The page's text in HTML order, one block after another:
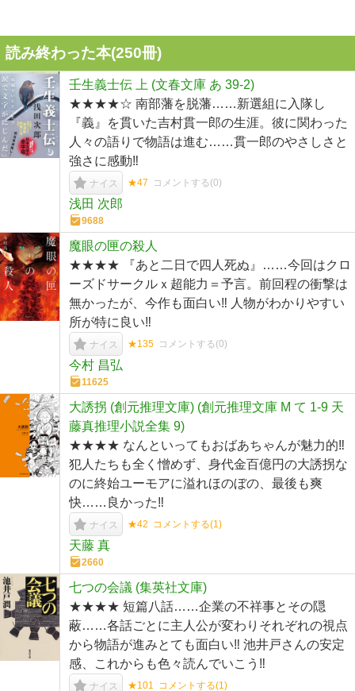
読み終わった本(250冊)
壬生義士伝 上 (文春文庫 あ 39-2)
★★★★☆ 南部藩を脱藩……新選組に入隊し
『義』を貫いた吉村貫一郎の生涯。彼に関わった
人々の語りで物語は進む……貫一郎のやさしさと
強さに感動‼︎
ナイス ★47 コメントする(0)
浅田 次郎
9688
魔眼の匣の殺人
★★★★ 『あと二日で四人死ぬ』……今回はクロ
ーズドサークルｘ超能力＝予言。前回程の衝撃は
無かったが、今作も面白い‼︎ 人物がわかりやすい
所が特に良い‼︎
ナイス ★135 コメントする(0)
今村 昌弘
11625
大誘拐 (創元推理文庫) (創元推理文庫 M て 1-9 天
藤真推理小説全集 9)
★★★★ なんといってもおばあちゃんが魅力的‼︎
犯人たちも全く憎めず、身代金百億円の大誘拐な
のに終始ユーモアに溢れほのぼの、最後も爽
快……良かった‼︎
ナイス ★42 コメントする(1)
天藤 真
2660
七つの会議 (集英社文庫)
★★★★ 短篇八話……企業の不祥事とその隠
蔽……各話ごとに主人公が変わりそれぞれの視点
から物語が進みとても面白い‼︎ 池井戸さんの安定
感、これからも色々読んでいこう‼︎
ナイス ★101 コメントする(1)